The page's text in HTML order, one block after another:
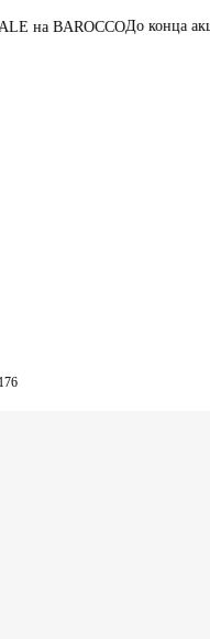
До конца акции07:06:50:46